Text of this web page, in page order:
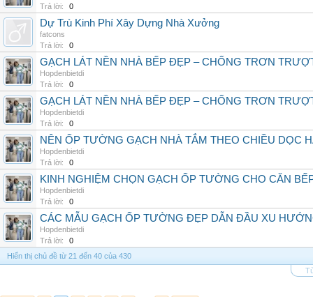
Trả lời:
0
Dự Trù Kinh Phí Xây Dựng Nhà Xưởng
fatcons
Trả lời:
0
GẠCH LÁT NỀN NHÀ BẾP ĐẸP – CHỐNG TRƠN
Hopdenbietdi
Trả lời:
0
GẠCH LÁT NỀN NHÀ BẾP ĐẸP – CHỐNG TRƠN
Hopdenbietdi
Trả lời:
0
NÊN ỐP TƯỜNG GẠCH NHÀ TẮM THEO CHIỀU DỌC
Hopdenbietdi
Trả lời:
0
KINH NGHIỆM CHỌN GẠCH ỐP TƯỜNG CHO CĂN
Hopdenbietdi
Trả lời:
0
CÁC MẪU GẠCH ỐP TƯỜNG ĐẸP DẪN ĐẦU XU
Hopdenbietdi
Trả lời:
0
Hiển thị chủ đề từ 21 đến 40 của 430